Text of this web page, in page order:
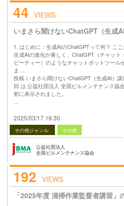
44 VIEWS
いまさら聞けないChatGPT（生成
1. はじめに：生成AIのChatGPTって何？ ここ
生成AIの進化が著しく、ChatGPT（チャット
ピーティー）のようなチャットボットツール
ま….
投稿 いまさら聞けないChatGPT（生成AI）講
回 は 公益社団法人 全国ビルメンテナンス協
初に表示されました。
2025/03/17 16:30
その他ジャンル その他
公益社団法人
全国ビルメンテナンス協会
192 VIEWS
「2025年度 清掃作業監督者講習」